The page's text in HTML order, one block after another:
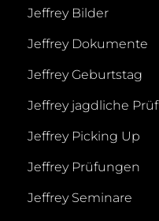
Jeffrey Bilder
Jeffrey Dokumente
Jeffrey Geburtstag
Jeffrey jagdliche
Jeffrey Picking Up
Jeffrey Prüfungen
Jeffrey Seminare